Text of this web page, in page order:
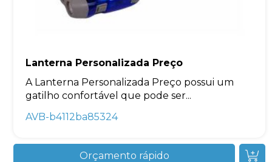
Lanterna Personalizada Preço
A Lanterna Personalizada Preço possui um
gatilho confortável que pode ser...
AVB-b4112ba85324
Orçamento rápido